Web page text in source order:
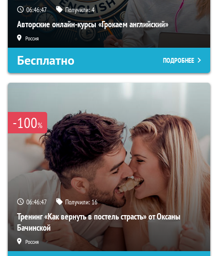
06:46:46 Получили:4
Авторские онлайн-курсы «Грокаем английский»
Россия
Бесплатно ПОДРОБНЕЕ
-100%
06:46:46 Получили:16
Тренинг «Как вернуть в постель страсть» от Оксаны
Бачинской
Россия